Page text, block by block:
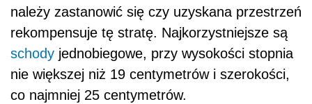
należy zastanowić się czy uzyskana przestrzeń
rekompensuje tę stratę. Najkorzystniejsze są
schody jednobiegowe, przy wysokości stopnia
nie większej niż 19 centymetrów i szerokości,
co najmniej 25 centymetrów.